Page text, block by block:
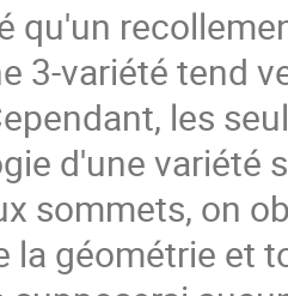
qu'un
3-variété tend
les
d'une variété
sommets, on
la géométrie et